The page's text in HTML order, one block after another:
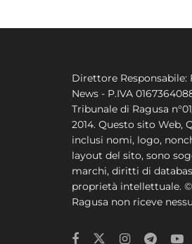
Direttore Responsabile:
News - P.IVA
Tribunale di Ragusa
2014. Questo sito Web,
inclusi nomi, logo,
layout del sito, sono
marchi, diritti di
proprietà intellettuale.
Ragusa non riceve